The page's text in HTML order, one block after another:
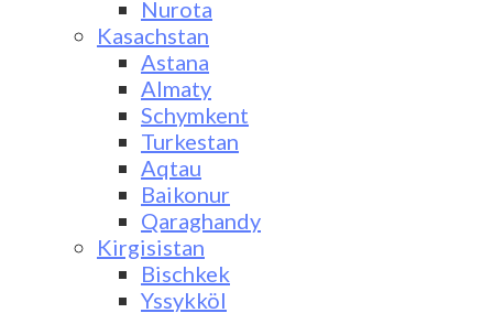
Nurota
Kasachstan
Astana
Almaty
Schymkent
Turkestan
Aqtau
Baikonur
Qaraghandy
Kirgisistan
Bischkek
Yssykköl